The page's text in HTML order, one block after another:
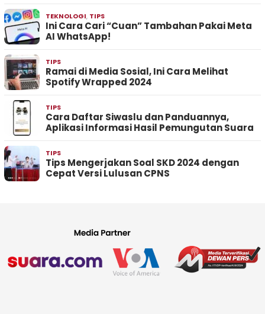
TEKNOLOGI, TIPS
Ini Cara Cari “Cuan” Tambahan Pakai Meta
AI WhatsApp!
TIPS
Ramai di Media Sosial, Ini Cara Melihat
Spotify Wrapped 2024
TIPS
Cara Daftar Siwaslu dan Panduannya,
Aplikasi Informasi Hasil Pemungutan Suara
TIPS
Tips Mengerjakan Soal SKD 2024 dengan
Cepat Versi Lulusan CPNS